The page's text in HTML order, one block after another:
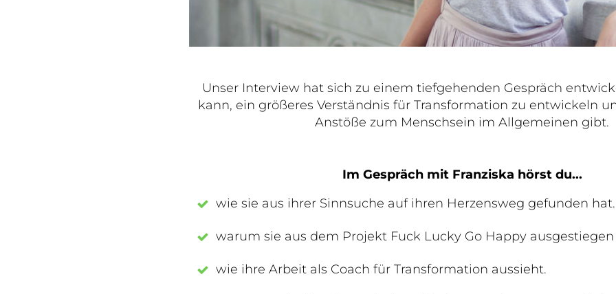
Unser Interview hat sich zu einem tiefgehenden Gespräch
kann, ein größeres Verständnis für Transformation zu entwickeln
Anstöße zum Menschsein im Allgemeinen gibt.
Im Gespräch mit Franziska hörst du...
wie sie aus ihrer Sinnsuche auf ihren Herzensweg gefunden hat.
warum sie aus dem Projekt Fuck Lucky Go Happy ausgestiegen
wie ihre Arbeit als Coach für Transformation aussieht.